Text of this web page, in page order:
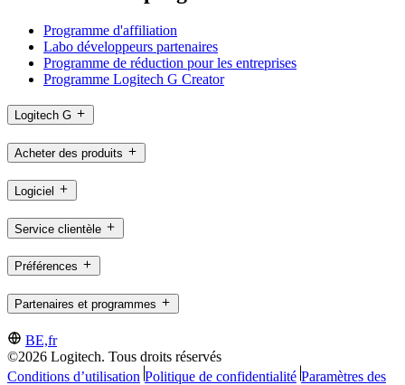
Programme d'affiliation
Labo développeurs partenaires
Programme de réduction pour les entreprises
Programme Logitech G Creator
Logitech G
Acheter des produits
Logiciel
Service clientèle
Préférences
Partenaires et programmes
BE,fr
©2026 Logitech. Tous droits réservés
Conditions d’utilisation Politique de confidentialité Paramètres des